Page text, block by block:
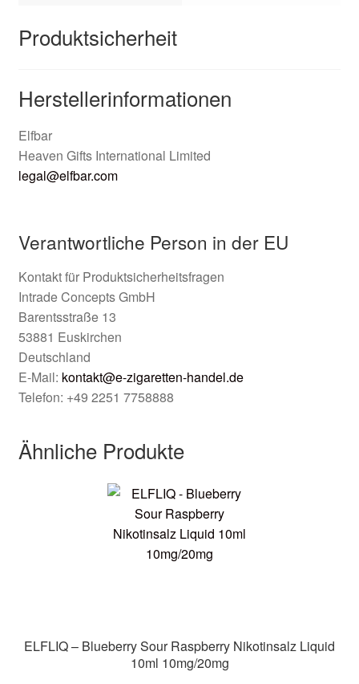
Produktsicherheit
Herstellerinformationen
Elfbar
Heaven Gifts International Limited
legal@elfbar.com
Verantwortliche Person in der EU
Kontakt für Produktsicherheitsfragen
Intrade Concepts GmbH
Barentsstraße 13
53881 Euskirchen
Deutschland
E-Mail: kontakt@e-zigaretten-handel.de
Telefon: +49 2251 7758888
Ähnliche Produkte
ELFLIQ – Blueberry Sour Raspberry Nikotinsalz Liquid
10ml 10mg/20mg